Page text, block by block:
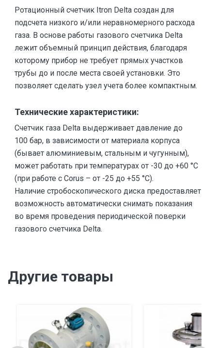
Ротационный счетчик Itron Delta создан для
подсчета низкого и/или неравномерного расхода
газа. В основе работы газового счетчика Delta
лежит объемный принцип действия, благодаря
которому прибор не требует прямых участков
трубы до и после места своей установки. Это
позволяет сделать узел учета более компактным.
Технические характеристики:
Счетчик газа Delta выдерживает давление до
100 бар, в зависимости от материала корпуса
(бывает алюминиевым, стальным и чугунным),
может работать при температурах от -30 до +60 °C
(при работе с Corus – от -25 до +55 °C).
Наличие стробоскопического диска предоставляет
возможность автоматически снимать показания
во время проведения периодической поверки
газового счетчика Delta.
Другие товары